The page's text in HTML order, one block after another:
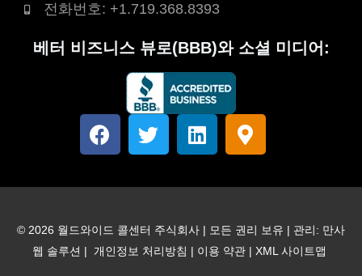
전화번호: +1.719.368.8393
베터 비즈니스 뷰로(BBB)와 소셜 미디어:
페
이
북
트
위
링
크
인
지
도
표
자
-
대
© 2026 월드와이드 콜센터 주식회사 | 모든 권리 보유 | 관리: 만사
웹 솔루션 | 개인정보 처리방침 | 이용 약관 | XML 사이트맵